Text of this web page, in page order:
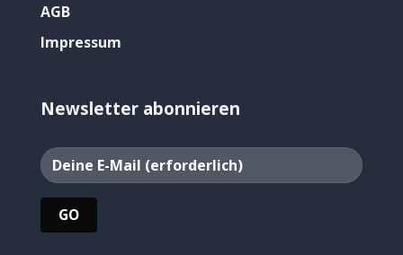
AGB
Impressum
Newsletter abonnieren